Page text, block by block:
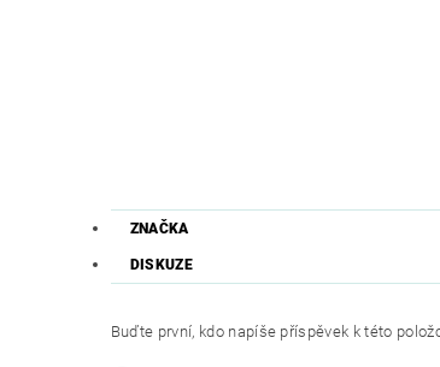
ZNAČKA
DISKUZE
Buďte první, kdo napíše příspěvek k této